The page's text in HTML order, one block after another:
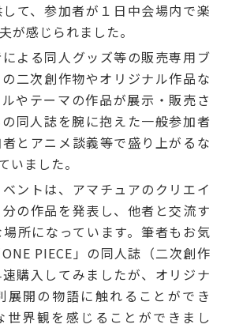
て、参加者が１日中会場内で楽
が感じられました。
よる同人グッズ等の販売専用ブ
二次創作物やオリジナル作品な
やテーマの作品が展示・販売さ
同人誌を腕に抱えた一般参加者
とアニメ談義等で盛り上がるな
いました。
ントは、アマチュアのクリエイ
の作品を発表し、他者と交流す
所になっています。筆者もお気
PIECE」の同人誌（二次創作
購入してみましたが、オリジナ
展開の物語に触れることができ
世界観を感じることができまし